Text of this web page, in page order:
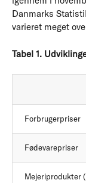
Danmarks
varieret meget
Tabel 1.
Forbrugerpriser
Fødevarepriser
Mejeriprodukter